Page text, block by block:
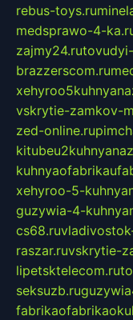
rebus-toys.ru
medsprawo-4-
zajmy24.ru
brazzerscom.ru
vskrytie-zamkov-
zed-online.ru
xehyroo-5-
guzywia-4-
cs68.ru
raszar.ruvskrytie-
lipetsktelecom.ru
seksuzb.ru